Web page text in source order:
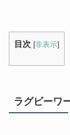
目次 [非表示]
ラグビーワ